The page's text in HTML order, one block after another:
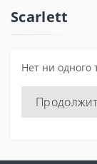
Scarlett
Нет ни одного